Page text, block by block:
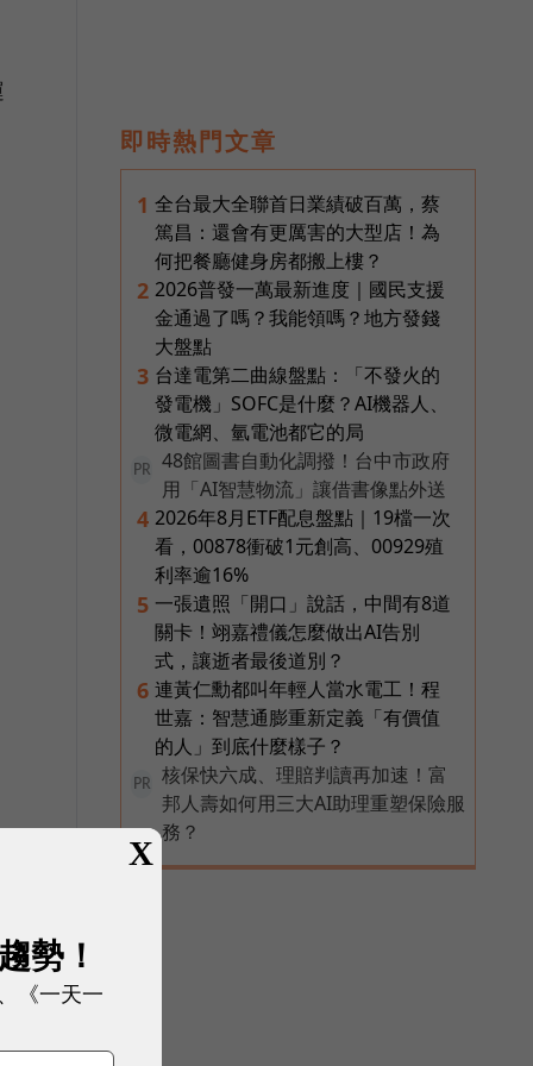
即時熱門文章
1 全台最大全聯首日業績破百萬，蔡
篤昌：還會有更厲害的大型店！為
何把餐廳健身房都搬上樓？
2 2026普發一萬最新進度｜國民支援
金通過了嗎？我能領嗎？地方發錢
大盤點
3 台達電第二曲線盤點：「不發火的
發電機」SOFC是什麼？AI機器人、
微電網、氫電池都它的局
PR
48館圖書自動化調撥！台中市政府
用「AI智慧物流」讓借書像點外送
4 2026年8月ETF配息盤點｜19檔一次
看，00878衝破1元創高、00929殖
利率逾16%
5 一張遺照「開口」說話，中間有8道
關卡！翊嘉禮儀怎麼做出AI告別
式，讓逝者最後道別？
6 連黃仁勳都叫年輕人當水電工！程
世嘉：智慧通膨重新定義「有價值
的人」到底什麼樣子？
PR
核保快六成、理賠判讀再加速！富
邦人壽如何用三大AI助理重塑保險服
務？
X
勢！
《一天一